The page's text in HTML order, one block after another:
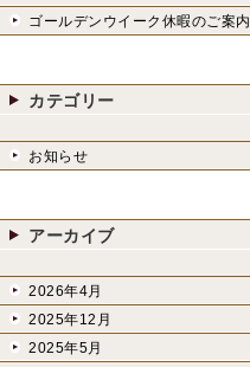
ゴールデンウイーク休暇のご案内
カテゴリー
お知らせ
アーカイブ
2026年4月
2025年12月
2025年5月